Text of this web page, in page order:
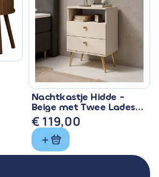
Nachtkastje Hidde -
Beige met Twee Lades
en Gouden Pootjes
€ 119,00